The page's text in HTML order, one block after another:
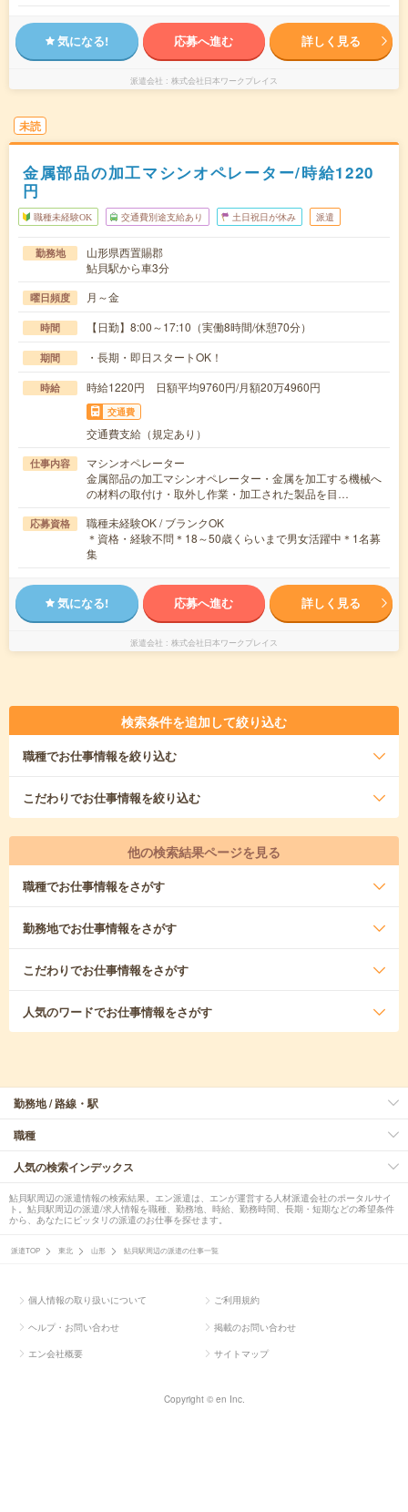
気になる! 応募へ進む 詳しく見る
派遣会社 株式会社日本ワークプレイス
未読
金属部品の加工マシンオペレーター/時給1220
円
職種未経験OK 交通費別途支給あり 土日祝日が休み 派遣
勤務地
山形県西置賜郡
鮎貝駅から車3分
曜日頻度 月～金
時間 【日勤】8:00～17:10（実働8時間/休憩70分）
期間 ・長期・即日スタートOK！
時給 時給1220円 日額平均9760円/月額20万4960円
交通費
交通費支給（規定あり）
仕事内容
マシンオペレーター
金属部品の加工マシンオペレーター・金属を加工する機械へ
の材料の取付け・取外し作業・加工された製品を目…
応募資格
職種未経験OK / ブランクOK
＊資格・経験不問＊18～50歳くらいまで男女活躍中＊1名募
集
気になる! 応募へ進む 詳しく見る
派遣会社 株式会社日本ワークプレイス
検索条件を追加して絞り込む
職種でお仕事情報を絞り込む
こだわりでお仕事情報を絞り込む
他の検索結果ページを見る
職種でお仕事情報をさがす
勤務地でお仕事情報をさがす
こだわりでお仕事情報をさがす
人気のワードでお仕事情報をさがす
勤務地 / 路線・駅
職種
人気の検索インデックス
鮎貝駅周辺の派遣情報の検索結果。エン派遣は、エンが運営する人材派遣会社のポータルサイ
ト。鮎貝駅周辺の派遣/求人情報を職種、勤務地、時給、勤務時間、長期・短期などの希望条件
から、あなたにピッタリの派遣のお仕事を探せます。
派遣TOP 東北 山形 鮎貝駅周辺の派遣の仕事一覧
個人情報の取り扱いについて ご利用規約
ヘルプ・お問い合わせ 掲載のお問い合わせ
エン会社概要 サイトマップ
Copyright © en Inc.